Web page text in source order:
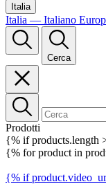
Italia
Italia — Italiano
Cerca
Prodotti
{% if products.length
{% for product in
{% if